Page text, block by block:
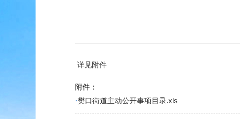
详见附件
附件：
·樊口街道主动公开事项目录.xls